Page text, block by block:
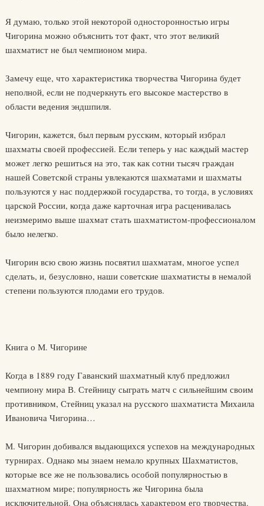
Я думаю, только этой некоторой односторонностью игры
Чигорина можно объяснить тот факт, что этот великий
шахматист не был чемпионом мира.
Замечу еще, что характеристика творчества Чигорина будет
неполной, если не подчеркнуть его высокое мастерство в
области ведения эндшпиля.
Чигорин, кажется, был первым русским, который избрал
шахматы своей профессией. Если теперь у нас каждый мастер
может легко решиться на это, так как сотни тысяч граждан
нашей Советской страны увлекаются шахматами и шахматы
пользуются у нас поддержкой государства, то тогда, в условиях
царской России, когда даже карточная игра расценивалась
неизмеримо выше шахмат стать шахматистом-профессионалом
было нелегко.
Чигорин всю свою жизнь посвятил шахматам, многое успел
сделать, и, безусловно, наши советские шахматисты в немалой
степени пользуются плодами его трудов.
Книга о М. Чигорине
Когда в 1889 году Гаванский шахматный клуб предложил
чемпиону мира В. Стейницу сыграть матч с сильнейшим своим
противником, Стейниц указал на русского шахматиста Михаила
Ивановича Чигорина…
М. Чигорин добивался выдающихся успехов на международных
турнирах. Однако мы знаем немало крупных Шахматистов,
которые все же не пользовались особой популярностью в
шахматном мире; популярность же Чигорина была
исключительной. Она объяснялась характером его творчества.